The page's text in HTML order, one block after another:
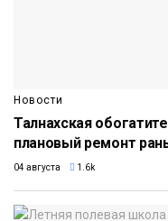
Новости
Талнахская
плановый ремонт
04 августа 1.6k